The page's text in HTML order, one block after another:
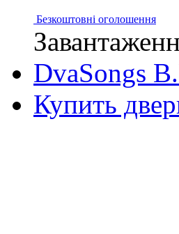
Безкоштовні оголошення
DvaSongs
Купить